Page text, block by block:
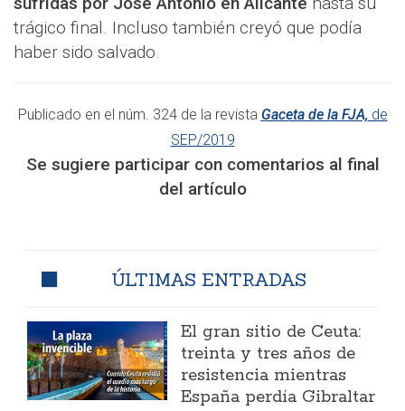
trágico final. Incluso también creyó que podía
haber sido salvado.
Publicado en el núm. 324 de la revista Gaceta de la FJA, de
SEP/2019
Se sugiere participar con comentarios al final
del artículo
ÚLTIMAS ENTRADAS
El gran sitio de Ceuta:
treinta y tres años de
resistencia mientras
España perdía Gibraltar